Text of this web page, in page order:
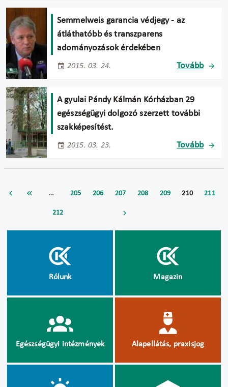
Semmelweis garancia védjegy - az
átláthatóbb és transzparens
adományozások érdekében
2015. 03. 24. Tovább
A gyulai Pándy Kálmán Kórházban 29
egészségügyi dolgozó szerzett további
szakképesítést.
2015. 03. 23. Tovább
… 205 206 207 208 209 210 211
212
Rólunk Magazin
Egészségügyi intézmények Alapellátás, praxisjog